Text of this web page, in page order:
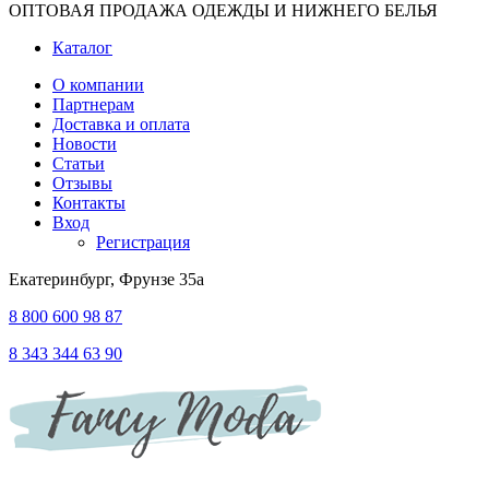
ОПТОВАЯ ПРОДАЖА ОДЕЖДЫ И НИЖНЕГО БЕЛЬЯ
Каталог
О компании
Партнерам
Доставка и оплата
Новости
Статьи
Отзывы
Контакты
Вход
Регистрация
Екатеринбург, Фрунзе 35а
8 800 600 98 87
8 343 344 63 90